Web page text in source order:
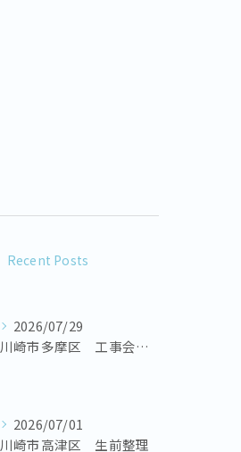
Recent Posts
2026/07/29
川崎市多摩区 工事会社様 置き場の不用品回収
2026/07/01
川崎市高津区 生前整理